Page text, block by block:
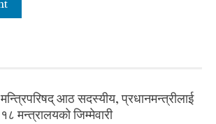
मन्त्रिपरिषद् आठ सदस्यीय, प्रधानमन्त्रीलाई
१८ मन्त्रालयको जिम्मेवारी